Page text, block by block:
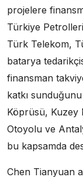
projelere
Türkiye
Türk Telekom,
batarya
finansman
katkı
Köprüsü, Kuzey
Otoyolu ve
bu kapsamda
Chen Tianyuan